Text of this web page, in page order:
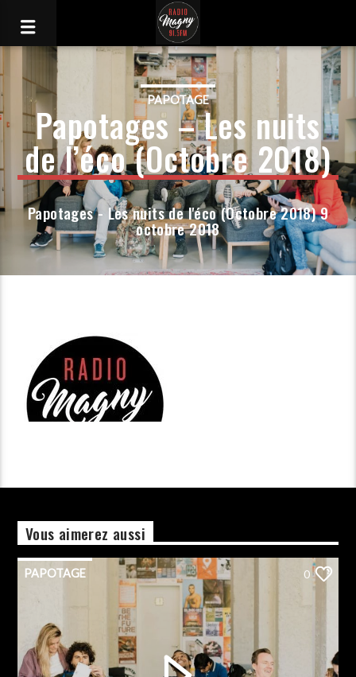
PAPOTAGE
Papotages – Les nuits
de l’éco (Octobre 2018)
Papotages - Les nuits de l'éco (Octobre 2018) 9
octobre 2018
Vous aimerez aussi
PAPOTAGE 0